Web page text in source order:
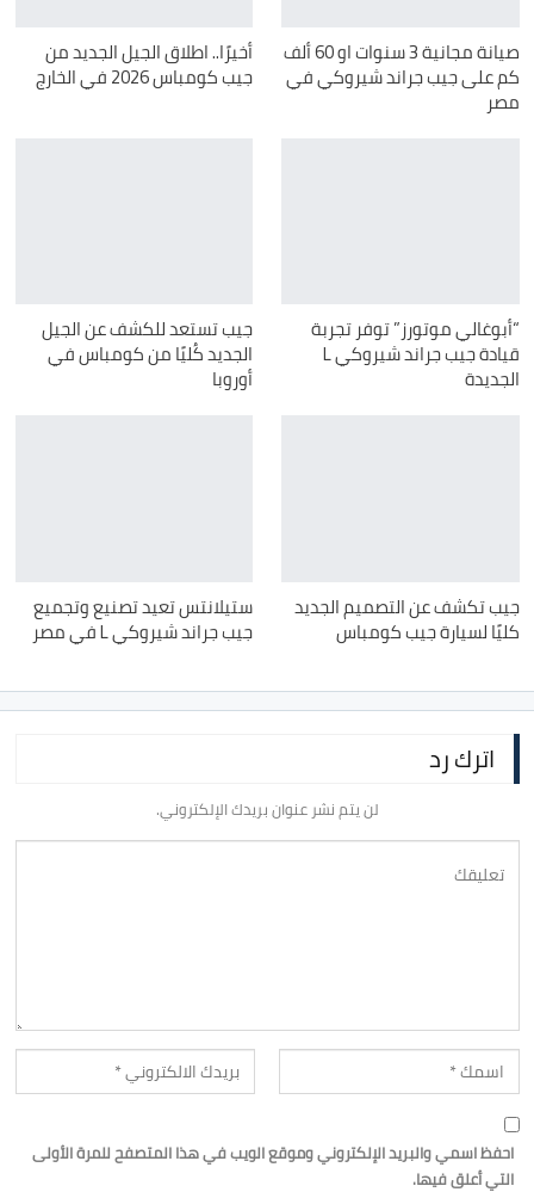
صيانة مجانية 3 سنوات او 60 ألف
كم على جيب جراند شيروكي في
مصر
أخيرًا.. اطلاق الجيل الجديد من
جيب كومباس 2026 في الخارج
“أبوغالي موتورز” توفر تجربة
قيادة جيب جراند شيروكي L
الجديدة
جيب تستعد للكشف عن الجيل
الجديد كُليًا من كومباس في
أوروبا
جيب تكشف عن التصميم الجديد
كليًا لسيارة جيب كومباس
ستيلانتس تعيد تصنيع وتجميع
جيب جراند شيروكي L في مصر
اترك رد
لن يتم نشر عنوان بريدك الإلكتروني.
احفظ اسمي والبريد الإلكتروني وموقع الويب في هذا المتصفح للمرة الأولى
التي أعلق فيها.